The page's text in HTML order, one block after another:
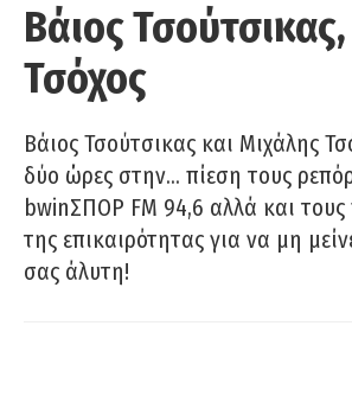
Βάιος
Τσόχος
Βάιος Τσούτσικας και Μιχάλης
δύο ώρες στην… πίεση τους
bwinΣΠΟΡ FM 94,6 αλλά και
της επικαιρότητας για να μη
σας άλυτη!